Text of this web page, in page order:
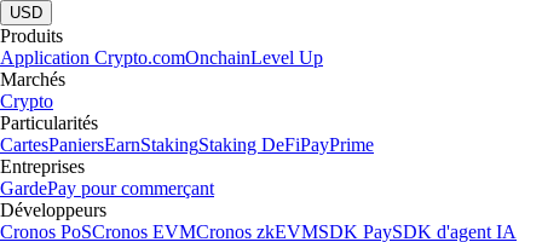
USD
Produits
Application Crypto.comOnchainLevel Up
Marchés
Crypto
Particularités
CartesPaniersEarnStakingStaking DeFiPayPrime
Entreprises
GardePay pour commerçant
Développeurs
Cronos PoSCronos EVMCronos zkEVMSDK PaySDK d'agent IA